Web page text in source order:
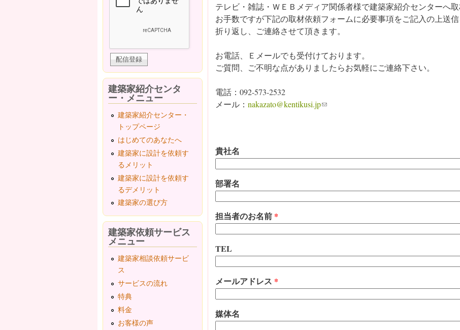
テレビ・雑誌・ＷＥＢメディア関係者様で建築家紹介センターへ取
お手数ですが下記の取材依頼フォームに必要事項をご記入の上送信
折り返し、ご連絡させて頂きます。
お電話、Ｅメールでも受付けております。
ご質問、ご不明な点がありましたらお気軽にご連絡下さい。
電話：092-573-2532
メール： nakazato@kentikusi.jp(link sends e-mail)
貴社名
部署名
担当者のお名前 *
TEL
メールアドレス *
媒体名
建築家紹介センタ
ー・メニュー
建築家紹介センター・
トップページ
はじめてのあなたへ
建築家に設計を依頼す
るメリット
建築家に設計を依頼す
るデメリット
建築家の選び方
建築家依頼サービス
メニュー
建築家相談依頼サービ
ス
サービスの流れ
特典
料金
お客様の声